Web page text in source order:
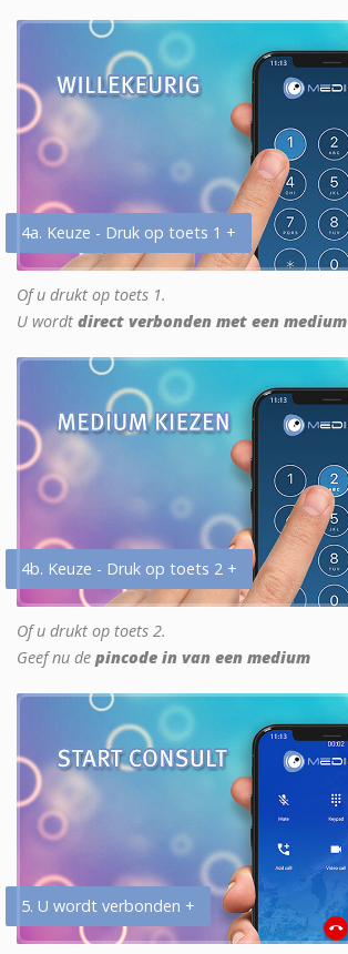
4a. Keuze - Druk op toets 1 +
Of u drukt op toets 1.
U wordt direct verbonden met een medium
4b. Keuze - Druk op toets 2 +
Of u drukt op toets 2.
Geef nu de pincode in van een medium
5. U wordt verbonden +